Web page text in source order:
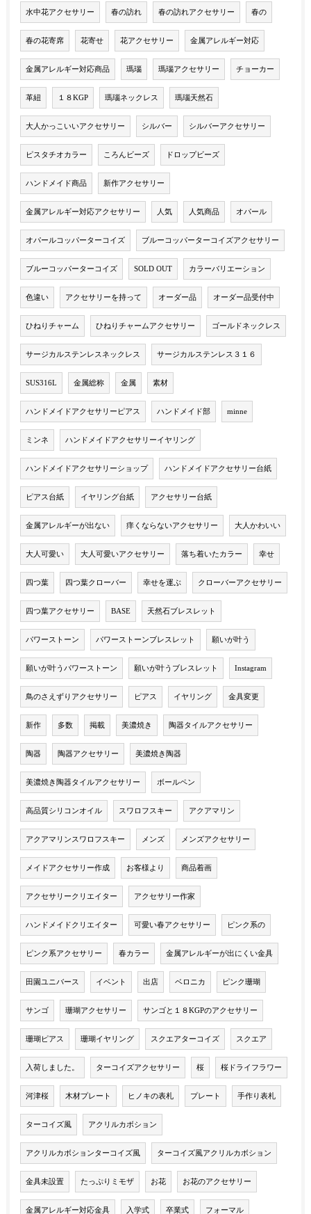
水中花アクセサリー 春の訪れ 春の訪れアクセサリー 春の
春の花寄席 花寄せ 花アクセサリー 金属アレルギー対応
金属アレルギー対応商品 瑪瑙 瑪瑙アクセサリー チョーカー
革紐 １８KGP 瑪瑙ネックレス 瑪瑙天然石
大人かっこいいアクセサリー シルバー シルバーアクセサリー
ピスタチオカラー ころんビーズ ドロップビーズ
ハンドメイド商品 新作アクセサリー
金属アレルギー対応アクセサリー 人気 人気商品 オパール
オパールコッパーターコイズ ブルーコッパーターコイズアクセサリー
ブルーコッパーターコイズ SOLD OUT カラーバリエーション
色違い アクセサリーを持って オーダー品 オーダー品受付中
ひねりチャーム ひねりチャームアクセサリー ゴールドネックレス
サージカルステンレスネックレス サージカルステンレス３１６
SUS316L 金属総称 金属 素材
ハンドメイドアクセサリーピアス ハンドメイド部 minne
ミンネ ハンドメイドアクセサリーイヤリング
ハンドメイドアクセサリーショップ ハンドメイドアクセサリー台紙
ピアス台紙 イヤリング台紙 アクセサリー台紙
金属アレルギーが出ない 痒くならないアクセサリー 大人かわいい
大人可愛い 大人可愛いアクセサリー 落ち着いたカラー 幸せ
四つ葉 四つ葉クローバー 幸せを運ぶ クローバーアクセサリー
四つ葉アクセサリー BASE 天然石ブレスレット
パワーストーン パワーストーンブレスレット 願いが叶う
願いが叶うパワーストーン 願いが叶うブレスレット Instagram
鳥のさえずりアクセサリー ピアス イヤリング 金具変更
新作 多数 掲載 美濃焼き 陶器タイルアクセサリー
陶器 陶器アクセサリー 美濃焼き陶器
美濃焼き陶器タイルアクセサリー ボールペン
高品質シリコンオイル スワロフスキー アクアマリン
アクアマリンスワロフスキー メンズ メンズアクセサリー
メイドアクセサリー作成 お客様より 商品着画
アクセサリークリエイター アクセサリー作家
ハンドメイドクリエイター 可愛い春アクセサリー ピンク系の
ピンク系アクセサリー 春カラー 金属アレルギーが出にくい金具
田園ユニバース イベント 出店 ベロニカ ピンク珊瑚
サンゴ 珊瑚アクセサリー サンゴと１８KGPのアクセサリー
珊瑚ピアス 珊瑚イヤリング スクエアターコイズ スクエア
入荷しました。 ターコイズアクセサリー 桜 桜ドライフラワー
河津桜 木材プレート ヒノキの表札 プレート 手作り表札
ターコイズ風 アクリルカボション
アクリルカボションターコイズ風 ターコイズ風アクリルカボション
金具未設置 たっぷりミモザ お花 お花のアクセサリー
金属アレルギー対応金具 入学式 卒業式 フォーマル